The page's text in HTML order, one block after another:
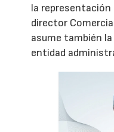
la representación
director
asume también la
entidad